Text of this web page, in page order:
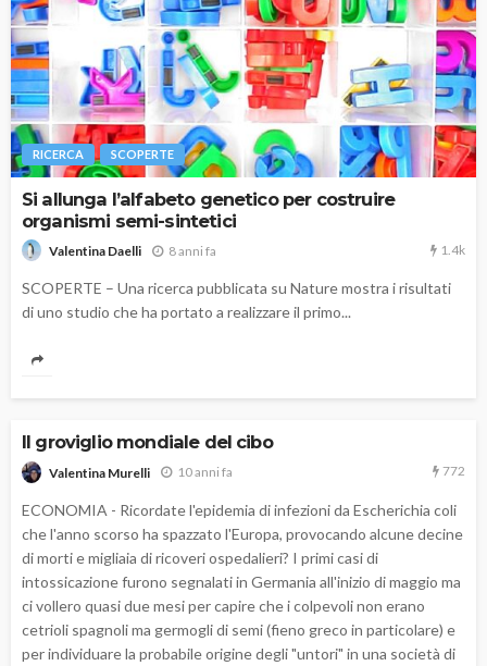
RICERCA SCOPERTE
Si allunga l’alfabeto genetico per costruire
organismi semi-sintetici
Valentina Daelli 8 anni fa 1.4k
SCOPERTE – Una ricerca pubblicata su Nature mostra i risultati
di uno studio che ha portato a realizzare il primo...
Il groviglio mondiale del cibo
Valentina Murelli 10 anni fa 772
ECONOMIA - Ricordate l'epidemia di infezioni da Escherichia coli
che l'anno scorso ha spazzato l'Europa, provocando alcune decine
di morti e migliaia di ricoveri ospedalieri? I primi casi di
intossicazione furono segnalati in Germania all'inizio di maggio ma
ci vollero quasi due mesi per capire che i colpevoli non erano
cetrioli spagnoli ma germogli di semi (fieno greco in particolare) e
per individuare la probabile origine degli "untori" in una società di